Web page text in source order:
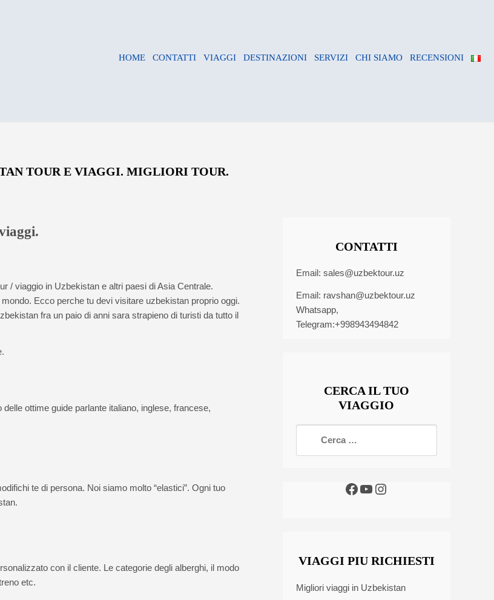
HOME CONTATTI VIAGGI DESTINAZIONI SERVIZI CHI SIAMO RECENSIONI
TOUR E VIAGGI. MIGLIORI TOUR.
/ viaggio in Uzbekistan e altri paesi di Asia Centrale.
Ecco perche tu devi visitare uzbekistan proprio oggi.
fra un paio di anni sara strapieno di turisti da tutto il
ottime guide parlante italiano, inglese, francese,
te di persona. Noi siamo molto “elastici”. Ogni tuo
con il cliente. Le categorie degli alberghi, il modo
etc.
CONTATTI
Email: sales@uzbektour.uz
Email: ravshan@uzbektour.uz
Whatsapp,
Telegram:+998943494842
CERCA IL TUO
VIAGGIO
VIAGGI PIU RICHIESTI
Migliori viaggi in Uzbekistan